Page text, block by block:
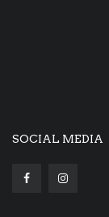
SOCIAL MEDIA